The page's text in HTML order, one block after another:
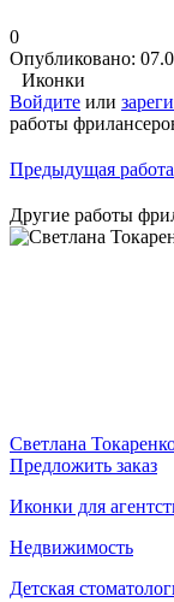
0
Опубликовано:
Иконки
Войдите или
работы
Предыдущая работа
Другие работы
Светлана
Предложить заказ
Иконки для
Недвижимость
Детская